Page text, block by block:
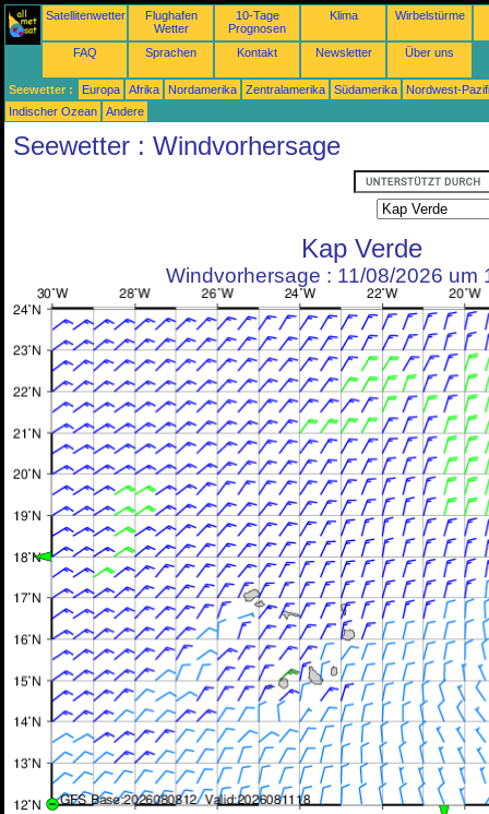
Satellitenwetter
Flughafen
Wetter
10-Tage
Prognosen
Klima Wirbelstürme
FAQ Sprachen Kontakt Newsletter Über uns
Seewetter : Europa Afrika Nordamerika Zentralamerika Südamerika
Nordwest-
Indischer Ozean
Andere
Seewetter : Windvorhersage
Kap Verde
Windvorhersage : 11/08/2026 um